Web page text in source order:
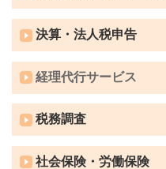
決算・法人税申告
経理代行サービス
税務調査
社会保険・労働保険